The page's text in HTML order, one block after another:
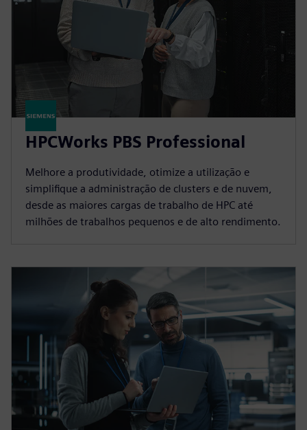
HPCWorks PBS Professional
Melhore a produtividade, otimize a utilização e
simplifique a administração de clusters e de nuvem,
desde as maiores cargas de trabalho de HPC até
milhões de trabalhos pequenos e de alto rendimento.